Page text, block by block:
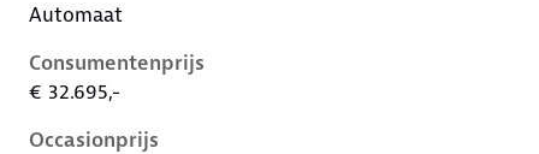
Automaat
Consumentenprijs
€ 32.695,-
Occasionprijs